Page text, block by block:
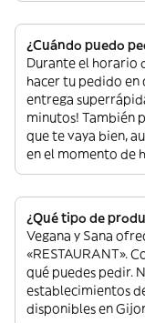
¿Cuándo puedo
Durante el horario
hacer tu pedido en
entrega
minutos! También
que te vaya bien,
en el momento de
¿Qué tipo de
Vegana y Sana
«RESTAURANT».
qué puedes pedir.
establecimientos
disponibles en